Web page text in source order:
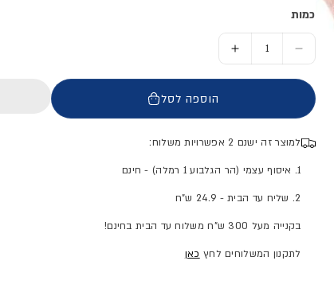
כמות
הסר כמות ל- גרבי פילאטיס - נשים
הוסף כמות ל- גרבי פילאטיס - נשים
הוספה לסל
למוצר זה ישנם 2 אפשרויות משלוח:
1. איסוף עצמי (הר הגלבוע 1 רמלה) - חינם
2. שליח עד הבית - 24.9 ש"ח
בקנייה מעל 300 ש"ח משלוח עד הבית בחינם!
לתקנון המשלוחים לחץ כאן